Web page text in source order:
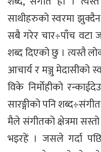
साथीहरुको स्वरमा
सबै गरेर चार÷पाँच वटा
शब्द दिएको छु । त्यस्तै
आचार्य र मञ्जु मेदासीको
विके निर्मोहीको
सारङ्गीको पनि
मैले संगीतको क्षेत्रमा
भइरहें । जसले गर्दा